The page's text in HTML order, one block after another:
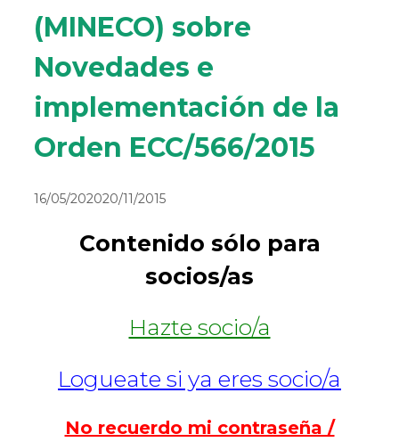
(MINECO) sobre
Novedades e
implementación de la
Orden ECC/566/2015
16/05/202020/11/2015
Contenido sólo para
socios/as
Hazte socio/a
Logueate si ya eres socio/a
No recuerdo mi contraseña /